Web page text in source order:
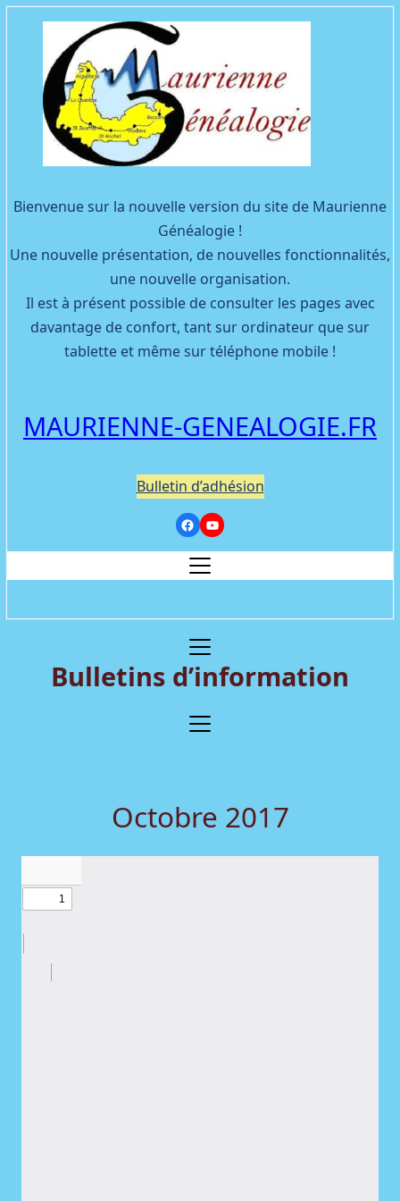
Bienvenue sur la nouvelle version du site de Maurienne
Généalogie !
Une nouvelle présentation, de nouvelles fonctionnalités,
une nouvelle organisation.
Il est à présent possible de consulter les pages avec
davantage de confort, tant sur ordinateur que sur
tablette et même sur téléphone mobile !
MAURIENNE-GENEALOGIE.FR
Bulletin d’adhésion
Facebook
YouTube
Bulletins d’information
Octobre 2017